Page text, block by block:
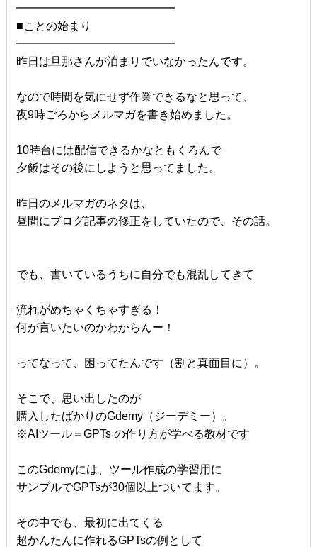
━━━━━━━━━━━━━━
■ことの始まり
━━━━━━━━━━━━━━
昨日は旦那さんが泊まりでいなかったんです。
なので時間を気にせず作業できるなと思って、
夜9時ごろからメルマガを書き始めました。
10時台には配信できるかなともくろんで
夕飯はその後にしようと思ってました。
昨日のメルマガのネタは、
昼間にブログ記事の修正をしていたので、その話。
でも、書いているうちに自分でも混乱してきて
流れがめちゃくちゃすぎる！
何が言いたいのかわからんー！
ってなって、困ってたんです（割と真面目に）。
そこで、思い出したのが
購入したばかりのGdemy（ジーデミー）。
※AIツール＝GPTs の作り方が学べる教材です
このGdemyには、ツール作成の学習用に
サンプルでGPTsが30個以上ついてます。
その中でも、最初に出てくる
超かんたんに作れるGPTsの例として